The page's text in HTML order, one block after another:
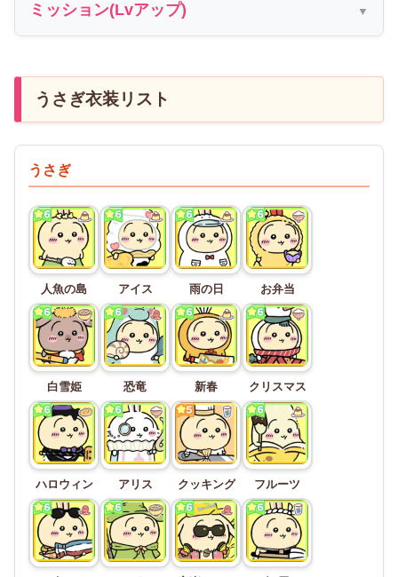
ミッション(Lvアップ)
うさぎ衣装リスト
うさぎ
人魚の島 アイス 雨の日 お弁当
白雪姫 恐竜 新春 クリスマス
ハロウィン アリス クッキング フルーツ